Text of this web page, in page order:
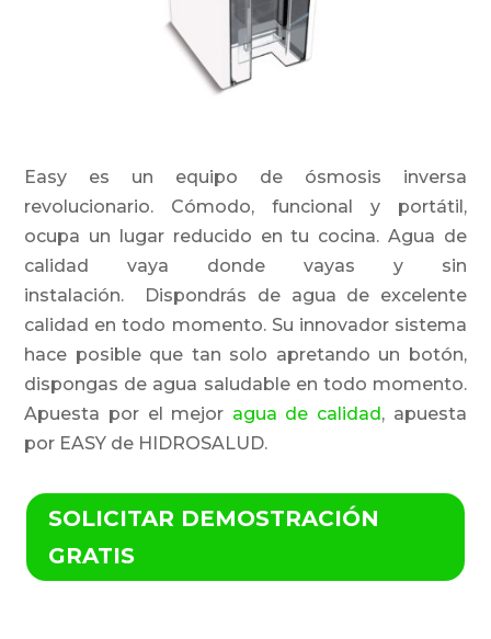
Easy es un equipo de ósmosis inversa
revolucionario. Cómodo, funcional y portátil,
ocupa un lugar reducido en tu cocina. Agua de
calidad vaya donde vayas y sin
instalación. Dispondrás de agua de excelente
calidad en todo momento. Su innovador sistema
hace posible que tan solo apretando un botón,
dispongas de agua saludable en todo momento.
Apuesta por el mejor agua de calidad, apuesta
por EASY de HIDROSALUD.
SOLICITAR DEMOSTRACIÓN
GRATIS